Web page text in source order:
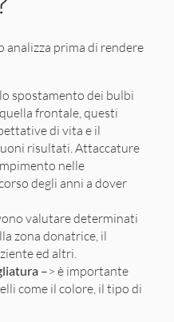
analizza prima di rendere
spostamento dei bulbi
frontale, questi
di vita e il
risultati. Attaccature
nelle
degli anni a dover
valutare determinati
zona donatrice, il
ed altri.
–> è importante
come il colore, il tipo di